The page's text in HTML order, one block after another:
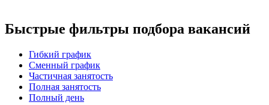
Быстрые фильтры подбора вакансий
Гибкий график
Сменный график
Частичная занятость
Полная занятость
Полный день